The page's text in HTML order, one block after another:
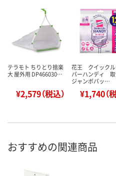
テラモト ちりとり捨楽
大 屋外用 DP466030…
¥2,579（税込）
花王 クイックル
パーハンディ 取
ジャンボパッ…
¥1,740（
おすすめの関連商品